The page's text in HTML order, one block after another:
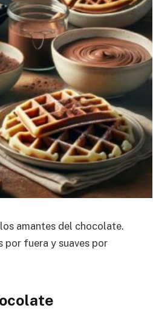
amantes del chocolate.
por fuera y suaves por